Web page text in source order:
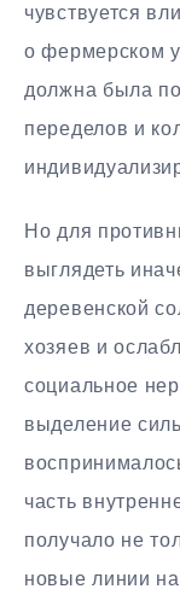
чувствуется
о фермерском
должна была
переделов и
Но для
выглядеть
деревенской
хозяев и
социальное
выделение
часть
получало не
новые линии